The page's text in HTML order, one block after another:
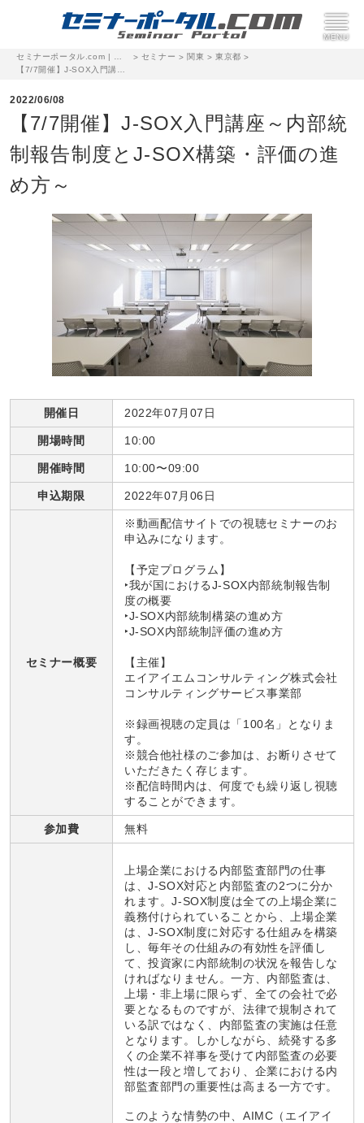
> セミナー > 関東 >東京都 >
2022/06/08
【7/7開催】J-SOX入門講座～内部統
制報告制度とJ-SOX構築・評価の進
め方～
開催日 2022年07月07日
開場時間 10:00
開催時間 10:00〜09:00
申込期限 2022年07月06日
セミナー概要
※動画配信サイトでの視聴セミナーのお
申込みになります。
【予定プログラム】
‣我が国におけるJ-SOX内部統制報告制
度の概要
‣J-SOX内部統制構築の進め方
‣J-SOX内部統制評価の進め方
【主催】
エイアイエムコンサルティング株式会社
コンサルティングサービス事業部
※録画視聴の定員は「100名」となりま
す。
※競合他社様のご参加は、お断りさせて
いただきたく存じます。
※配信時間内は、何度でも繰り返し視聴
することができます。
参加費 無料
上場企業における内部監査部門の仕事
は、J-SOX対応と内部監査の2つに分か
れます。J-SOX制度は全ての上場企業に
義務付けられていることから、上場企業
は、J-SOX制度に対応する仕組みを構築
し、毎年その仕組みの有効性を評価し
て、投資家に内部統制の状況を報告しな
ければなりません。一方、内部監査は、
上場・非上場に限らず、全ての会社で必
要となるものですが、法律で規制されて
いる訳ではなく、内部監査の実施は任意
となります。しかしながら、続発する多
くの企業不祥事を受けて内部監査の必要
性は一段と増しており、企業における内
部監査部門の重要性は高まる一方です。
このような情勢の中、AIMC（エイアイ